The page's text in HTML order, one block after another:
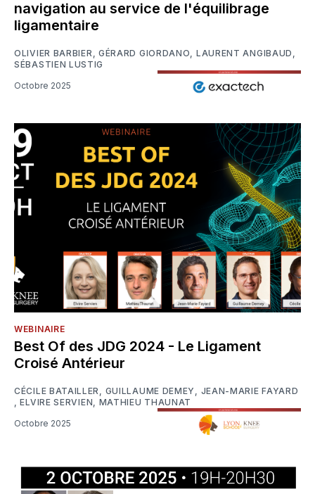
navigation au service de l'équilibrage
ligamentaire
OLIVIER BARBIER, GÉRARD GIORDANO, LAURENT ANGIBAUD ,
SÉBASTIEN LUSTIG
Octobre 2025
WEBINAIRE
Best Of des JDG 2024 - Le Ligament
Croisé Antérieur
CÉCILE BATAILLER, GUILLAUME DEMEY , JEAN-MARIE FAYARD
,ELVIRE SERVIEN, MATHIEU THAUNAT
Octobre 2025